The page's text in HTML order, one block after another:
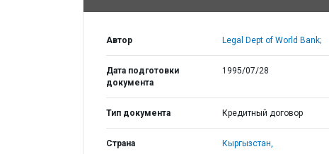
Автор Legal Dept of World Bank;
Дата подготовки
документа
1995/07/28
Тип документа Кредитный договор
Страна Кыргызстан,